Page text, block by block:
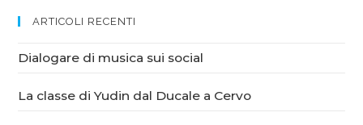
ARTICOLI RECENTI
Dialogare di musica sui social
La classe di Yudin dal Ducale a Cervo